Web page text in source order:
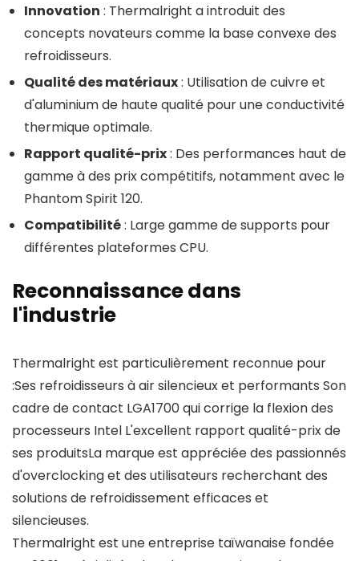
Innovation : Thermalright a introduit des
concepts novateurs comme la base convexe des
refroidisseurs.
Qualité des matériaux: Utilisation de cuivre et
d'aluminium de haute qualité pour une conductivité
thermique optimale.
Rapport qualité-prix: Des performances haut de
gamme à des prix compétitifs, notamment avec le
Phantom Spirit 120.
Compatibilité: Large gamme de supports pour
différentes plateformes CPU.
Reconnaissance dans
l'industrie
Thermalright est particulièrement reconnue pour
:Ses refroidisseurs à air silencieux et performants Son
cadre de contact LGA1700 qui corrige la flexion des
processeurs Intel L'excellent rapport qualité-prix de
ses produitsLa marque est appréciée des passionnés
d'overclocking et des utilisateurs recherchant des
solutions de refroidissement efficaces et
silencieuses.
Thermalright est une entreprise taïwanaise fondée